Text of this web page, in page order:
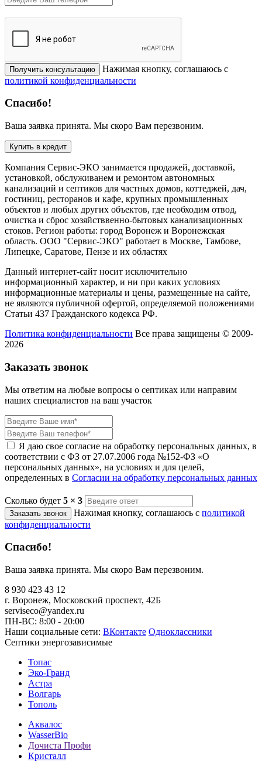
Получить консультацию
Нажимая кнопку, соглашаюсь с
политикой конфиденциальности
Спасибо!
Ваша заявка принята. Мы скоро Вам перезвоним.
Купить в кредит
Компания Сервис-ЭКО занимается продажей, доставкой,
установкой, обслуживанем и ремонтом автономных
канализаций и септиков для частных домов, коттеджей, дач,
гостиниц, ресторанов и кафе, крупных промышленных
объектов и любых других объектов, где необходим отвод,
очистка и сброс хозяйстввенно-бытовых канализационных
стоков. Регион работы: город Воронеж и Воронежская
область. ООО "Сервис-ЭКО" работает в Москве, Тамбове,
Липецке, Саратове, Пензе и их областях
Данный интернет-сайт носит исключительно
информационный характер, и ни при каких условиях
информационные материалы и цены, размещенные на сайте,
не являются публичной офертой, определяемой положениями
Статьи 437 Гражданского кодекса РФ.
Политика конфиденциальности Все права защищены © 2009-
2026
Заказать звонок
Мы ответим на любые вопросы о септиках или направим
наших специалистов на ваш участок
Я даю свое согласие на обработку персональных данных, в
соответствии с ФЗ от 27.07.2006 года №152-ФЗ «О
персональных данных», на условиях и для целей,
определенных в Согласии на обработку персональных данных
Сколько будет 5 × 3
Заказать звонок Нажимая кнопку, соглашаюсь с политикой
конфиденциальности
Спасибо!
Ваша заявка принята. Мы скоро Вам перезвоним.
8 930 423 43 12
г. Воронеж, Московский проспект, 42Б
serviseco@yandex.ru
ПН-ВС: 8:00 - 20:00
Наши социальные сети: ВКонтакте Одноклассники
Септики энергозависимые
Топас
Эко-Гранд
Астра
Волгарь
Тополь
Аквалос
WasserBio
Дочиста Профи
Кристалл